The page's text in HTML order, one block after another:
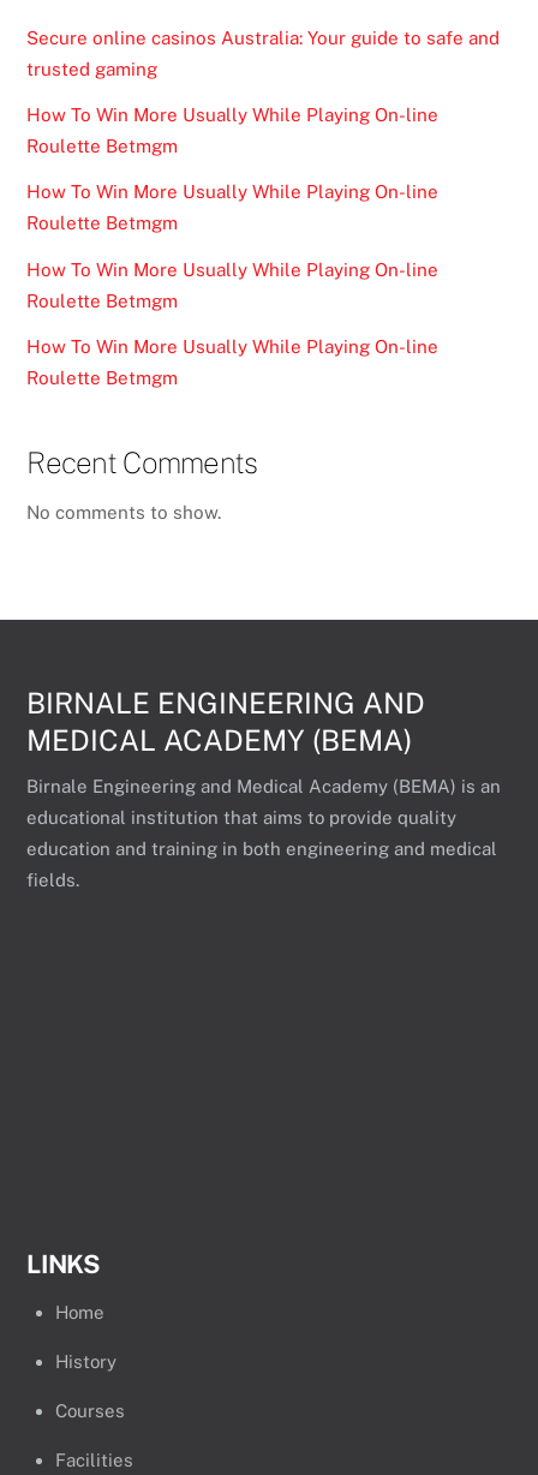
Secure online casinos Australia: Your guide to safe and
trusted gaming
How To Win More Usually While Playing On-line
Roulette Betmgm
How To Win More Usually While Playing On-line
Roulette Betmgm
How To Win More Usually While Playing On-line
Roulette Betmgm
How To Win More Usually While Playing On-line
Roulette Betmgm
Recent Comments
No comments to show.
BIRNALE ENGINEERING AND
MEDICAL ACADEMY (BEMA)
Birnale Engineering and Medical Academy (BEMA) is an
educational institution that aims to provide quality
education and training in both engineering and medical
fields.
LINKS
Home
History
Courses
Facilities